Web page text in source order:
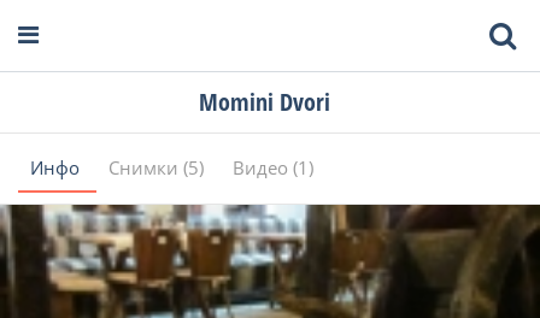
Momini Dvori
Инфо Снимки (5) Видео (1)